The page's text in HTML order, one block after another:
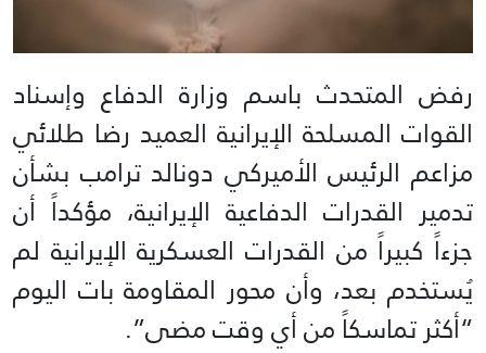
رفض المتحدث باسم وزارة الدفاع وإسناد
القوات المسلحة الإيرانية العميد رضا طلائي
مزاعم الرئيس الأميركي دونالد ترامب بشأن
تدمير القدرات الدفاعية الإيرانية، مؤكداً أن
جزءاً كبيراً من القدرات العسكرية الإيرانية لم
يُستخدم بعد، وأن محور المقاومة بات اليوم
“أكثر تماسكاً من أي وقت مضى”.